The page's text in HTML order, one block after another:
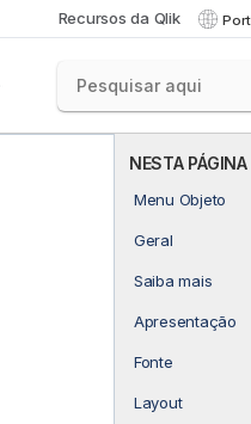
Recursos da Qlik
NESTA PÁGINA
Menu Objeto
Geral
Saiba mais
Apresentação
Fonte
Layout